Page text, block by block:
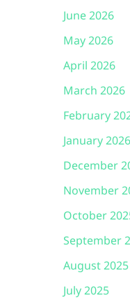
June 2026
May 2026
April 2026
March 2026
February
January 2026
December
November
October
September
August 2025
July 2025